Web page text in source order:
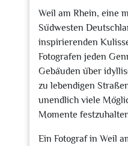
Weil am Rhein, eine
Südwesten
inspirierenden
Fotografen jeden
Gebäuden über
zu lebendigen
unendlich viele
Momente
Ein Fotograf in Weil